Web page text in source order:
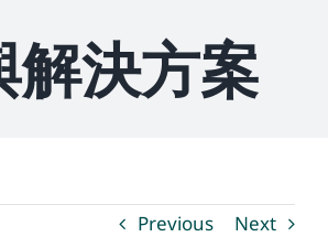
解決方案
Previous Next